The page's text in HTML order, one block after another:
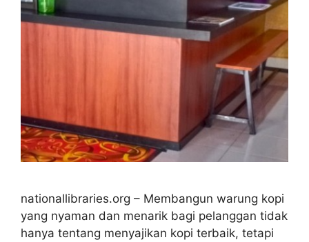
nationallibraries.org – Membangun warung kopi
yang nyaman dan menarik bagi pelanggan tidak
hanya tentang menyajikan kopi terbaik, tetapi